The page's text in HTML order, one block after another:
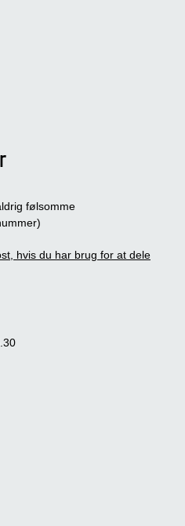
følsomme
hvis du har brug for at dele